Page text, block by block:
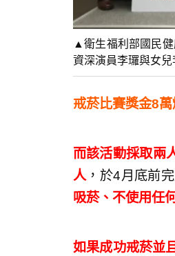
▲衛生福利部國民
資深演員李㼈與女兒
戒菸比賽獎金8
而該活動採取兩
人 ，於4月底前
吸菸、不使用任
如果成功戒菸並